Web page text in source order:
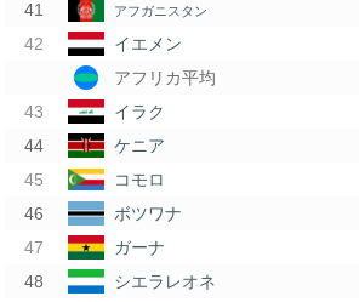
アフガニスタン
イエメン
アフリカ平均
イラク
ケニア
コモロ
ボツワナ
ガーナ
シエラレオネ